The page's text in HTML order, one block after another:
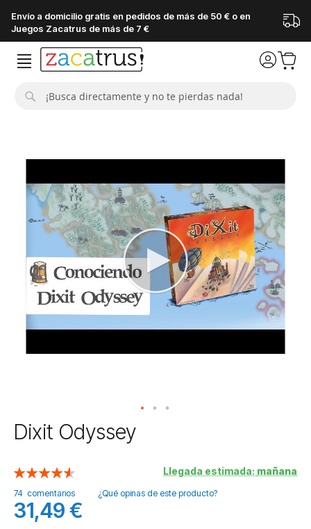
Envío a domicilio gratis en pedidos de más de 50 € o en
Juegos Zacatrus de más de 7 €
galería
imágenes
Saltar
al
de
la
galería
de
imágenes
Dixit Odyssey
Llegada estimada: mañana
Valoración:
74 comentarios ¿Qué opinas de este producto?
31,49 €